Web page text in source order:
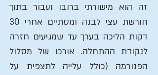
זה הוא מישורתי ברובו ועבור בתוך
חורשת עצי לבנה ומסתיים אחרי 30
דקות הליכה בערך עד שמגיעים חזרה
לנקודת ההתחלה. אורכו של מסלול
הפנורמה (כולל עלייה לתצפית על